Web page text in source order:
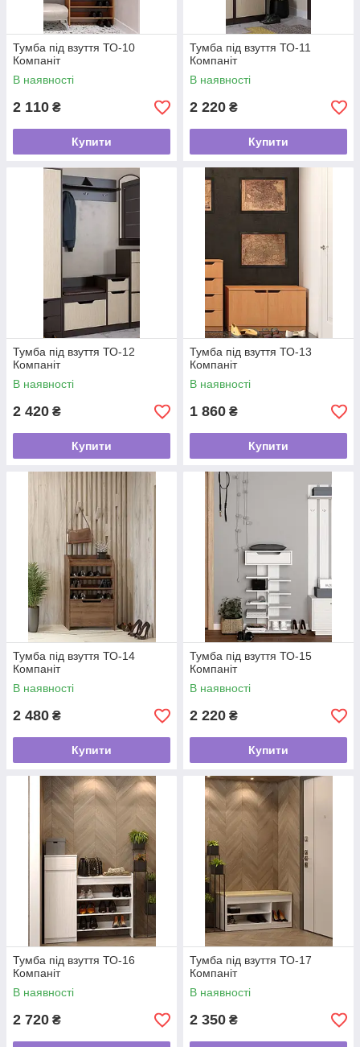
Тумба під взуття ТО-10
Компаніт
В наявності
2 110 ₴
Купити
Тумба під взуття ТО-11
Компаніт
В наявності
2 220 ₴
Купити
Тумба під взуття ТО-12
Компаніт
В наявності
2 420 ₴
Купити
Тумба під взуття ТО-13
Компаніт
В наявності
1 860 ₴
Купити
Тумба під взуття ТО-14
Компаніт
В наявності
2 480 ₴
Купити
Тумба під взуття ТО-15
Компаніт
В наявності
2 220 ₴
Купити
Тумба під взуття ТО-16
Компаніт
В наявності
2 720 ₴
Тумба під взуття ТО-17
Компаніт
В наявності
2 350 ₴